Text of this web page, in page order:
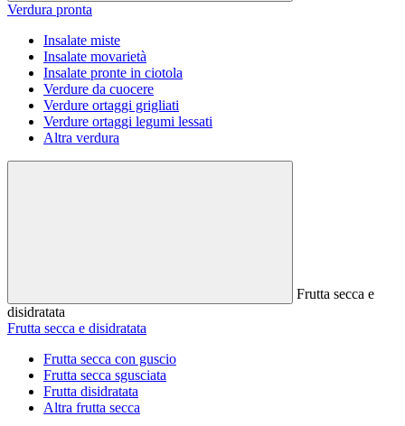
Verdura pronta
Insalate miste
Insalate movarietà
Insalate pronte in ciotola
Verdure da cuocere
Verdure ortaggi grigliati
Verdure ortaggi legumi lessati
Altra verdura
Frutta secca e
disidratata
Frutta secca e disidratata
Frutta secca con guscio
Frutta secca sgusciata
Frutta disidratata
Altra frutta secca